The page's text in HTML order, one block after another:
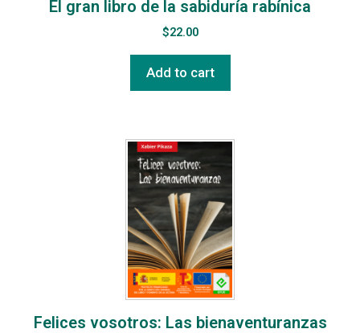
El gran libro de la sabiduría rabínica
$22.00
Add to cart
Felices vosotros: Las bienaventuranzas